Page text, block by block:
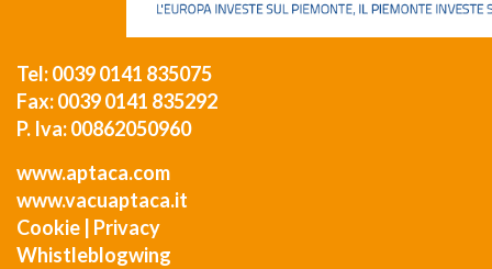
Tel: 0039 0141 835075
Fax: 0039 0141 835292
P. Iva: 00862050960
www.aptaca.com
www.vacuaptaca.it
Cookie Privacy
Whistleblogwing